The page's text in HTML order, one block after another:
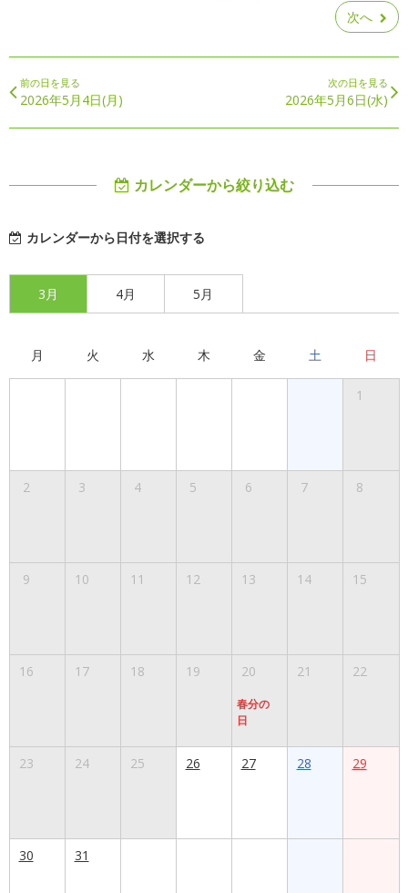
次へ
前の日を見る
2026年5月4日(月)
次の日を見る
2026年5月6日(水)
カレンダーから絞り込む
カレンダーから日付を選択する
3月 4月 5月
月 火 水 木 金 土 日
1
2 3 4 5 6 7 8
9 10 11 12 13 14 15
16 17 18 19 20
春分の
日
21 22
23 24 25 26 27 28 29
30 31